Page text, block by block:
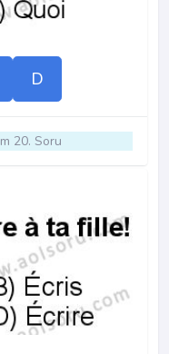
D
20. Soru